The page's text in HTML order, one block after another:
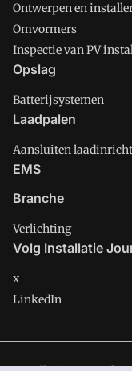
Ontwerpen en
Omvormers
Inspectie van PV
Opslag
Batterijsystemen
Laadpalen
Aansluiten
EMS
Branche
Verlichting
Volg Installatie
x
LinkedIn